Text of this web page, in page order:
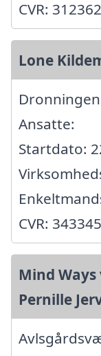
CVR:
Lone
Ansatte:
Startdato:
CVR:
Mind
Pernille